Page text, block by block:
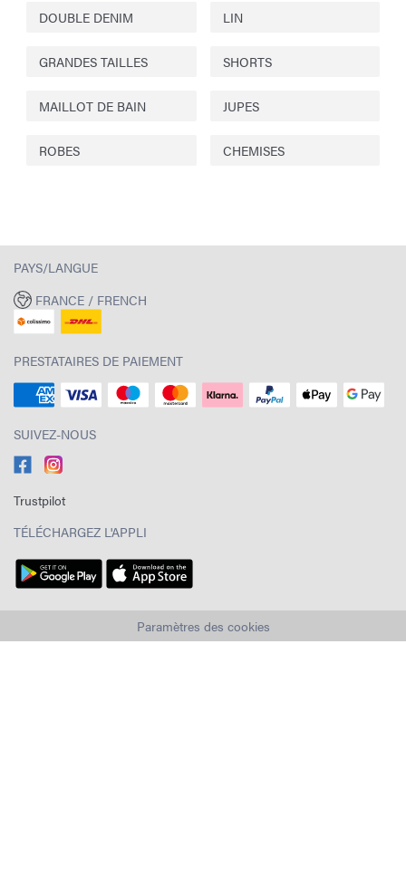
DOUBLE DENIM LIN
GRANDES TAILLES SHORTS
MAILLOT DE BAIN JUPES
ROBES CHEMISES
PAYS/LANGUE
FRANCE / FRENCH
PRESTATAIRES DE PAIEMENT
SUIVEZ-NOUS
Trustpilot
TÉLÉCHARGEZ L'APPLI
Paramètres des cookies